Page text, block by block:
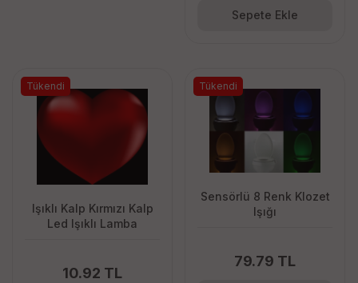
Sepete Ekle
Işıklı Kalp Kırmızı Kalp
Led Işıklı Lamba
10.92 TL
Tükendi
Sensörlü 8 Renk Klozet
Işığı
79.79 TL
Tükendi